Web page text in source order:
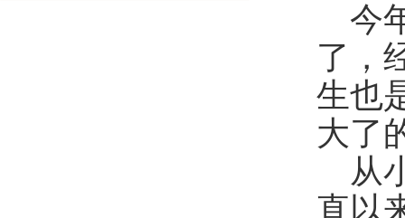
今
了，
生也
大了
从
直以